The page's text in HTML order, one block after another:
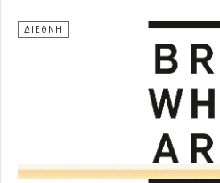
ΔΙΕΘΝΗ